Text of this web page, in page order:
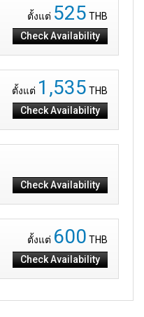
ตั้งแต่ 525 THB
Check Availability
ตั้งแต่ 1,535 THB
Check Availability
Check Availability
ตั้งแต่ 600 THB
Check Availability